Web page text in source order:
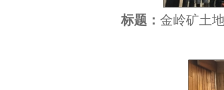
标题： 金岭矿土